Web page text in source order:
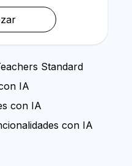
Standard
IA
con IA
con IA